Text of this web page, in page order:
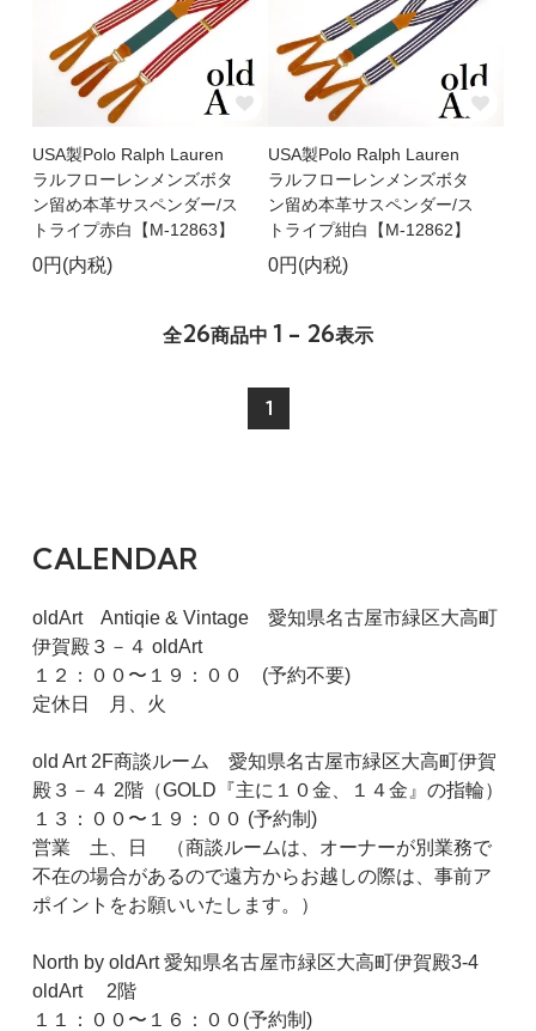
USA製Polo Ralph Lauren
ラルフローレンメンズボタ
ン留め本革サスペンダー/ス
トライプ赤白【M-12863】
0円(内税)
USA製Polo Ralph Lauren
ラルフローレンメンズボタ
ン留め本革サスペンダー/ス
トライプ紺白【M-12862】
0円(内税)
全26商品中 1 - 26表示
1
CALENDAR
oldArt Antiqie & Vintage 愛知県名古屋市緑区大高町
伊賀殿３－４ oldArt
１２：００〜１９：００ (予約不要)
定休日 月、火
old Art 2F商談ルーム 愛知県名古屋市緑区大高町伊賀
殿３－４ 2階（GOLD『主に１０金、１４金』の指輪）
１３：００〜１９：００ (予約制)
営業 土、日 （商談ルームは、オーナーが別業務で
不在の場合があるので遠方からお越しの際は、事前ア
ポイントをお願いいたします。）
North by oldArt 愛知県名古屋市緑区大高町伊賀殿3-4
oldArt 2階
１１：００〜１６：００(予約制)